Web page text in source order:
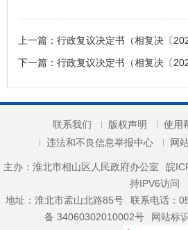
上一篇： 行政复议决定书（相复决〔
下一篇： 行政复议决定书（相复决〔
联系我们 版权声明 使用
违法和不良信息举报中心
网
主办：淮北市相山区人民政府办公室 皖
持IPV6访问
地址：淮北市孟山北路85号
联系电话：
备 34060302010002号
网站标